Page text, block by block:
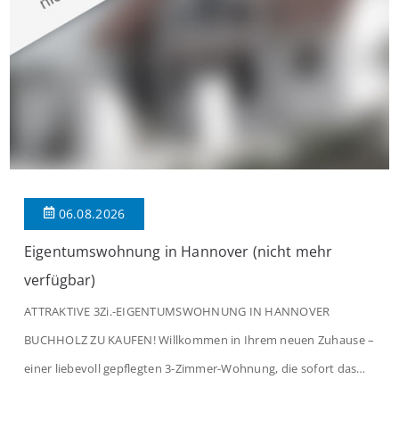
06.08.2026
Eigentumswohnung in Hannover (nicht mehr
verfügbar)
ATTRAKTIVE 3Zi.-EIGENTUMSWOHNUNG IN HANNOVER
BUCHHOLZ ZU KAUFEN! Willkommen in Ihrem neuen Zuhause –
einer liebevoll gepflegten 3-Zimmer-Wohnung, die sofort das